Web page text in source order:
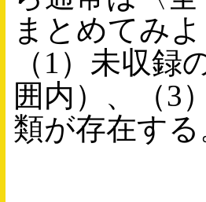
まとめてみ
（1）未収
囲内）、（3
類が存在す